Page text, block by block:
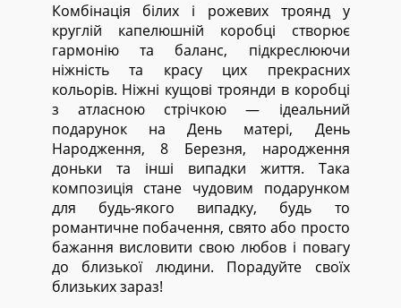
Комбінація білих і рожевих троянд у
круглій капелюшній коробці створює
гармонію та баланс, підкреслюючи
ніжність та красу цих прекрасних
кольорів. Ніжні кущові троянди в коробці
з атласною стрічкою — ідеальний
подарунок на День матері, День
Народження, 8 Березня, народження
доньки та інші випадки життя. Така
композиція стане чудовим подарунком
для будь-якого випадку, будь то
романтичне побачення, свято або просто
бажання висловити свою любов і повагу
до близької людини. Порадуйте своїх
близьких зараз!